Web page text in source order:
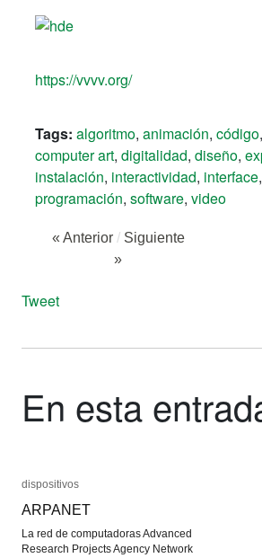
https://vvvv.org/
Tags: algoritmo, animación, código,
computer art, digitalidad, diseño,
instalación, interactividad, interface,
programación, software, video
« Anterior / Siguiente
»
Tweet
En esta
dispositivos
ARPANET
La red de computadoras Advanced
Research Projects Agency Network
dispositivos
ARPANET